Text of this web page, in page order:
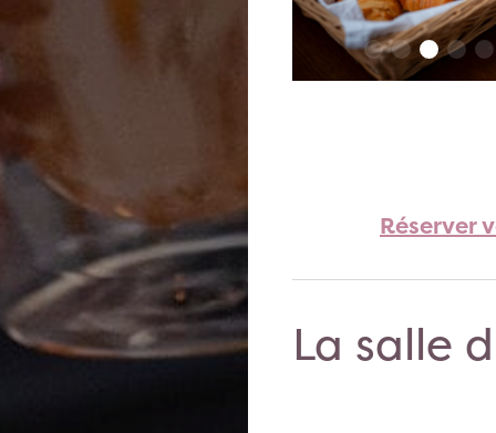
Réserver
La salle